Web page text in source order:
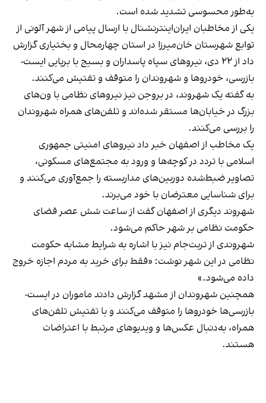
به‌طور محسوسی تشدید شده است.
یکی از مخاطبان ایران‌اینترنشنال با ارسال پیامی از شهر آلونی از
توابع شهرستان خان‌میرزا در استان چهارمحال و بختیاری گزارش
داد از ۲۲ دی‌، نیروهای سپاه پاسداران و بسیج با برپایی ایست‌-
بازرسی، خودروها و شهروندان را متوقف و تفتیش می‌کنند.
به گفته یک شهروند، در بروجن نیز نیروهای نظامی با ون‌های
بزرگ در خیابان‌ها مستقر شده‌اند و تلفن‌های همراه شهروندان
را بررسی می‌کنند.
یک مخاطب از اصفهان خبر داد نیروهای امنیتی جمهوری
اسلامی با تردد در کوچه‌ها و ورود به مجتمع‌های مسکونی،
تصاویر ضبط‌شده دوربین‌های مداربسته را جمع‌آوری می‌کنند و
برای شناسایی معترضان با خود می‌برند.
شهروند دیگری از اصفهان گفت از ساعت شش عصر فضای
حکومت نظامی بر شهر حاکم می‌شود.
شهروندی از تربت‌جام نیز با اشاره به شرایط مشابه حکومت
نظامی در این شهر نوشت: «فقط برای خرید به مردم اجازه خروج
داده می‌شود.»
همچنین شهروندان از مشهد گزارش دادند ماموران در ایست‌-
بازرسی‌ها خودروها را متوقف می‌کنند و با تفتیش تلفن‌های
همراه، به‌دنبال عکس‌ها و ویدیوهای مرتبط با اعتراضات
هستند.